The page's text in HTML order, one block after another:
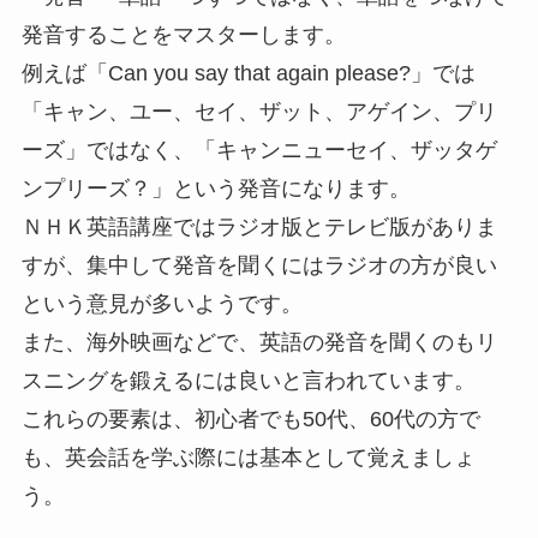
発音することをマスターします。
例えば「Can you say that again please?」では
「キャン、ユー、セイ、ザット、アゲイン、プリ
ーズ」ではなく、「キャンニューセイ、ザッタゲ
ンプリーズ？」という発音になります。
ＮＨＫ英語講座ではラジオ版とテレビ版がありま
すが、集中して発音を聞くにはラジオの方が良い
という意見が多いようです。
また、海外映画などで、英語の発音を聞くのもリ
スニングを鍛えるには良いと言われています。
これらの要素は、初心者でも50代、60代の方で
も、英会話を学ぶ際には基本として覚えましょ
う。